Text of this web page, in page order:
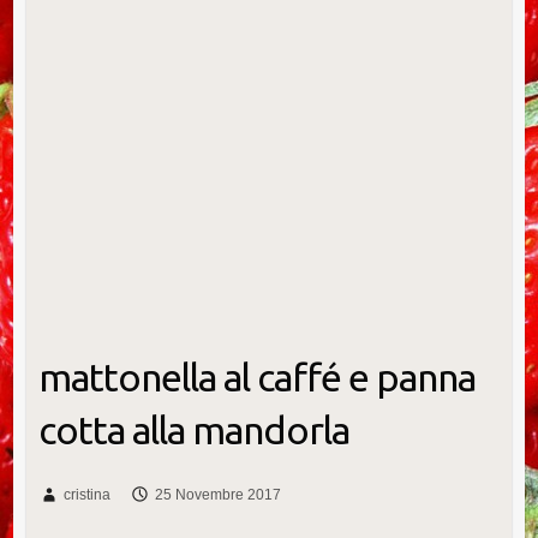
mattonella al caffé e panna
cotta alla mandorla
cristina 25 Novembre 2017